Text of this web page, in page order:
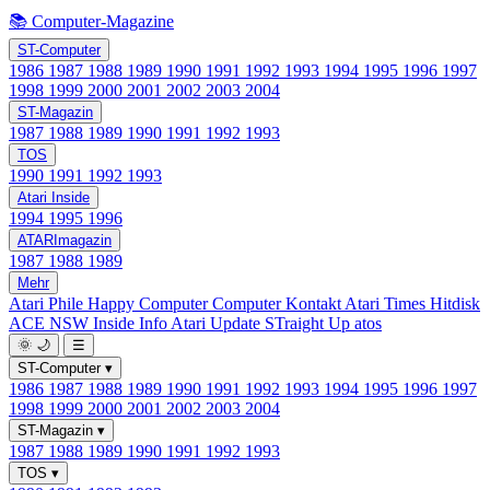
📚 Computer-Magazine
ST-Computer
1986 1987 1988 1989 1990 1991 1992 1993 1994 1995 1996 1997
1998 1999 2000 2001 2002 2003 2004
ST-Magazin
1987 1988 1989 1990 1991 1992 1993
TOS
1990 1991 1992 1993
Atari Inside
1994 1995 1996
ATARImagazin
1987 1988 1989
Mehr
Atari Phile Happy ComputerComputer Kontakt Atari Times Hitdisk
ACE NSW Inside Info Atari Update STraight Up atos
🌞 🌙
☰
ST-Computer ▾
1986 1987 1988 1989 1990 1991 1992 1993 1994 1995 1996 1997
1998 1999 2000 2001 2002 2003 2004
ST-Magazin ▾
1987 1988 1989 1990 1991 1992 1993
TOS ▾